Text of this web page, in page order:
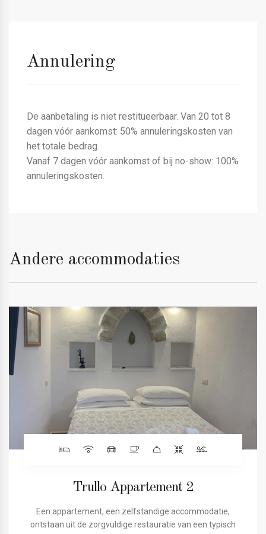
Annulering
De aanbetaling is niet restitueerbaar. Van 20 tot 8
dagen vóór aankomst: 50% annuleringskosten van
het totale bedrag.
Vanaf 7 dagen vóór aankomst of bij no-show: 100%
annuleringskosten.
Andere accommodaties
Trullo Appartement 2
Een appartement, een zelfstandige accommodatie,
ontstaan uit de zorgvuldige restauratie van een typisch